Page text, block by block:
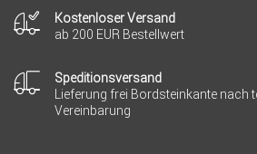
Kostenloser Versand
ab 200 EUR Bestellwert
Speditionsversand
Lieferung frei Bordsteinkante nach
Vereinbarung